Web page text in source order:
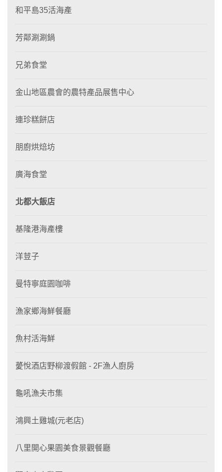
和平島35活海產
芳鄰涮涮鍋
兄弟食堂
金山地區農會的農特產品展售中心
連珍糕餅店
朋廚烘焙坊
廣海食堂
北都大飯店
基隆港海產樓
洋荳子
曼特寧庭園咖啡
漁家鄉海鮮餐廳
魚村活海鮮
薆悅酒店野柳渡假館 - 2F漁人廚房
龜吼漁夫市集
鴻興土雞城(元老店)
八里開心果園美食景觀餐廳